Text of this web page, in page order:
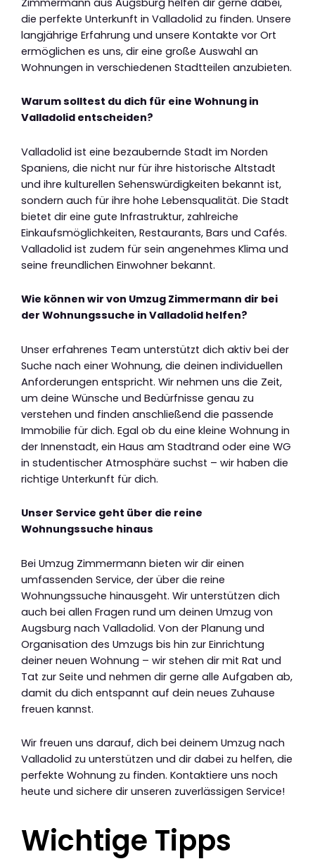
die perfekte Unterkunft in Valladolid zu finden. Unsere
langjährige Erfahrung und unsere Kontakte vor Ort
ermöglichen es uns, dir eine große Auswahl an
Wohnungen in verschiedenen Stadtteilen anzubieten.
Warum solltest du dich für eine Wohnung in
Valladolid entscheiden?
Valladolid ist eine bezaubernde Stadt im Norden
Spaniens, die nicht nur für ihre historische Altstadt
und ihre kulturellen Sehenswürdigkeiten bekannt ist,
sondern auch für ihre hohe Lebensqualität. Die Stadt
bietet dir eine gute Infrastruktur, zahlreiche
Einkaufsmöglichkeiten, Restaurants, Bars und Cafés.
Valladolid ist zudem für sein angenehmes Klima und
seine freundlichen Einwohner bekannt.
Wie können wir von Umzug Zimmermann dir bei
der Wohnungssuche in Valladolid helfen?
Unser erfahrenes Team unterstützt dich aktiv bei der
Suche nach einer Wohnung, die deinen individuellen
Anforderungen entspricht. Wir nehmen uns die Zeit,
um deine Wünsche und Bedürfnisse genau zu
verstehen und finden anschließend die passende
Immobilie für dich. Egal ob du eine kleine Wohnung in
der Innenstadt, ein Haus am Stadtrand oder eine WG
in studentischer Atmosphäre suchst – wir haben die
richtige Unterkunft für dich.
Unser Service geht über die reine
Wohnungssuche hinaus
Bei Umzug Zimmermann bieten wir dir einen
umfassenden Service, der über die reine
Wohnungssuche hinausgeht. Wir unterstützen dich
auch bei allen Fragen rund um deinen Umzug von
Augsburg nach Valladolid. Von der Planung und
Organisation des Umzugs bis hin zur Einrichtung
deiner neuen Wohnung – wir stehen dir mit Rat und
Tat zur Seite und nehmen dir gerne alle Aufgaben ab,
damit du dich entspannt auf dein neues Zuhause
freuen kannst.
Wir freuen uns darauf, dich bei deinem Umzug nach
Valladolid zu unterstützen und dir dabei zu helfen, die
perfekte Wohnung zu finden. Kontaktiere uns noch
heute und sichere dir unseren zuverlässigen Service!
Wichtige Tipps